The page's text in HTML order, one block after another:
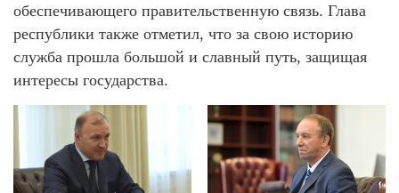
обеспечивающего правительственную связь. Глава
республики также отметил, что за свою историю
служба прошла большой и славный путь, защищая
интересы государства.